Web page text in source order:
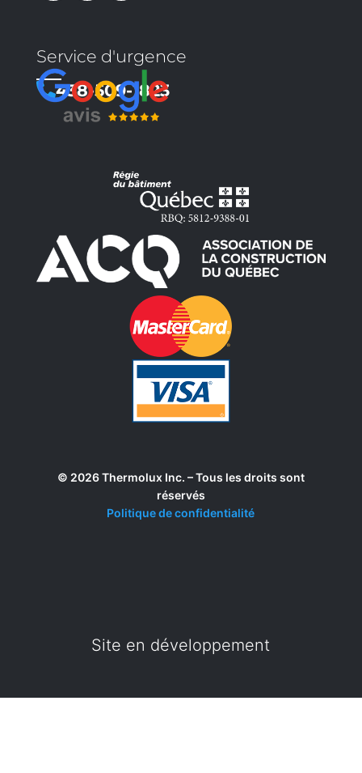
Service d'urgence
438-509-1823
© 2026 Thermolux Inc. – Tous les droits sont
réservés
Politique de confidentialité
Site en développement